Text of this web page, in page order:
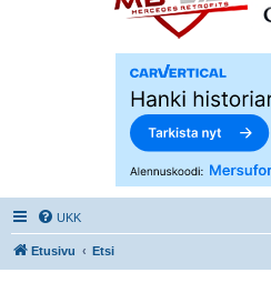
UKK
Etusivu Etsi